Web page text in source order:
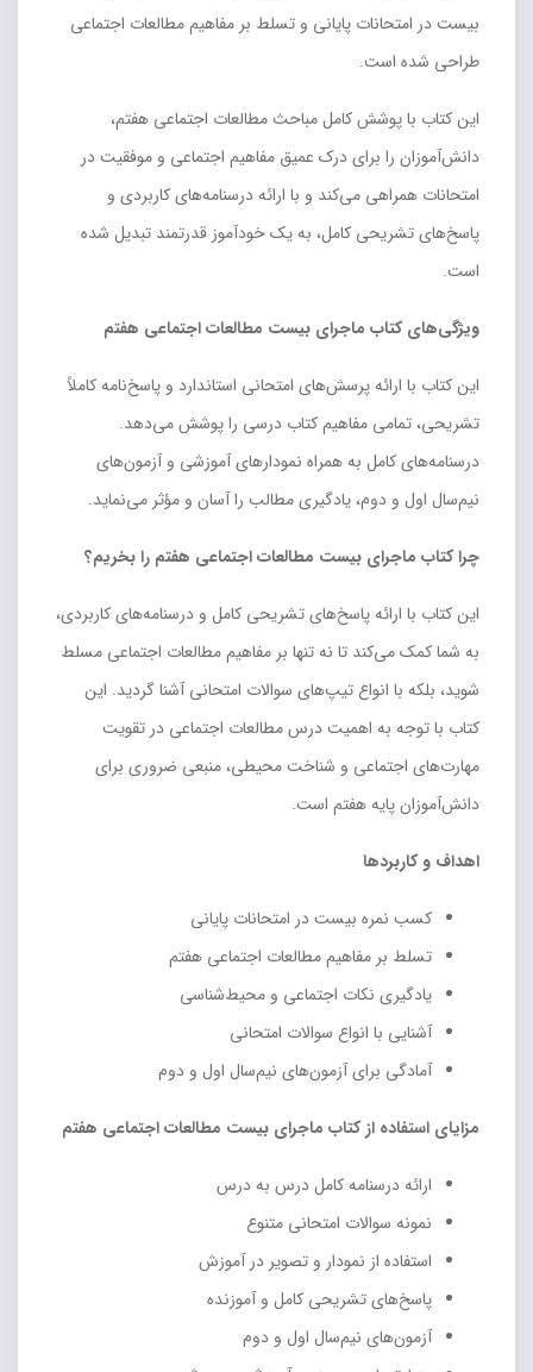
بیست در امتحانات پایانی و تسلط بر مفاهیم مطالعات اجتماعی
طراحی شده است.
این کتاب با پوشش کامل مباحث مطالعات اجتماعی هفتم،
دانش‌آموزان را برای درک عمیق مفاهیم اجتماعی و موفقیت در
امتحانات همراهی می‌کند و با ارائه درسنامه‌های کاربردی و
پاسخ‌های تشریحی کامل، به یک خودآموز قدرتمند تبدیل شده
است.
ویژگی‌های کتاب ماجرای بیست مطالعات اجتماعی هفتم
این کتاب با ارائه پرسش‌های امتحانی استاندارد و پاسخ‌نامه کاملاً
تشریحی، تمامی مفاهیم کتاب درسی را پوشش می‌دهد.
درسنامه‌های کامل به همراه نمودارهای آموزشی و آزمون‌های
نیم‌سال اول و دوم، یادگیری مطالب را آسان و مؤثر می‌نماید.
چرا کتاب ماجرای بیست مطالعات اجتماعی هفتم را بخریم؟
این کتاب با ارائه پاسخ‌های تشریحی کامل و درسنامه‌های کاربردی،
به شما کمک می‌کند تا نه تنها بر مفاهیم مطالعات اجتماعی مسلط
شوید، بلکه با انواع تیپ‌های سوالات امتحانی آشنا گردید. این
کتاب با توجه به اهمیت درس مطالعات اجتماعی در تقویت
مهارت‌های اجتماعی و شناخت محیطی، منبعی ضروری برای
دانش‌آموزان پایه هفتم است.
اهداف و کاربردها
کسب نمره بیست در امتحانات پایانی
تسلط بر مفاهیم مطالعات اجتماعی هفتم
یادگیری نکات اجتماعی و محیط‌شناسی
آشنایی با انواع سوالات امتحانی
آمادگی برای آزمون‌های نیم‌سال اول و دوم
مزایای استفاده از کتاب ماجرای بیست مطالعات اجتماعی هفتم
ارائه درسنامه کامل درس به درس
نمونه سوالات امتحانی متنوع
استفاده از نمودار و تصویر در آموزش
پاسخ‌های تشریحی کامل و آموزنده
آزمون‌های نیم‌سال اول و دوم